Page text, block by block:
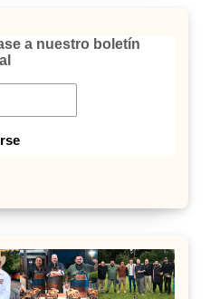
a nuestro boletín